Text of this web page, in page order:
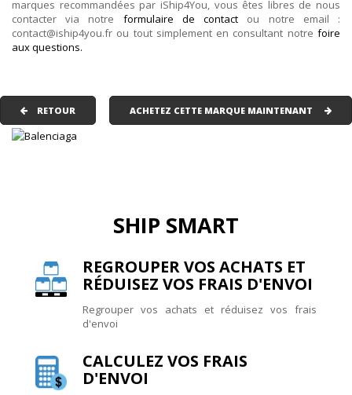
marques recommandées par iShip4You, vous êtes libres de nous
contacter via notre formulaire de contact ou notre email :
contact@iship4you.fr ou tout simplement en consultant notre foire
aux questions.
RETOUR ACHETEZ CETTE MARQUE MAINTENANT
SHIP SMART
REGROUPER VOS ACHATS ET
RÉDUISEZ VOS FRAIS D'ENVOI
Regrouper vos achats et réduisez vos frais
d'envoi
CALCULEZ VOS FRAIS
D'ENVOI